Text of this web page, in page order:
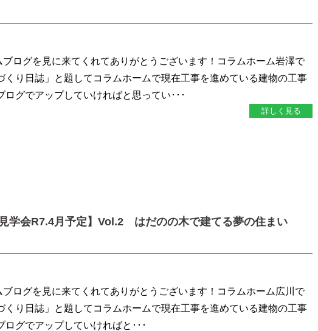
ログを見に来てくれてありがとうございます！コラムホーム岩澤で
くり日誌」と題してコラムホームで現在工事を進めている建物の工事
ログでアップしていければと思ってい･･･
詳しく見る
学会R7.4月予定】Vol.2 はだのの木で建てる夢の住まい
ログを見に来てくれてありがとうございます！コラムホーム広川で
くり日誌」と題してコラムホームで現在工事を進めている建物の工事
ログでアップしていければと･･･